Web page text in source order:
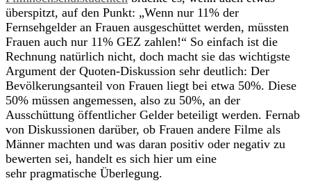
überspitzt, auf den Punkt: „Wenn nur 11% der
Fernsehgelder an Frauen ausgeschüttet werden, müssten
Frauen auch nur 11% GEZ zahlen!“ So einfach ist die
Rechnung natürlich nicht, doch macht sie das wichtigste
Argument der Quoten-Diskussion sehr deutlich: Der
Bevölkerungsanteil von Frauen liegt bei etwa 50%. Diese
50% müssen angemessen, also zu 50%, an der
Ausschüttung öffentlicher Gelder beteiligt werden. Fernab
von Diskussionen darüber, ob Frauen andere Filme als
Männer machten und was daran positiv oder negativ zu
bewerten sei, handelt es sich hier um eine
sehr pragmatische Überlegung.